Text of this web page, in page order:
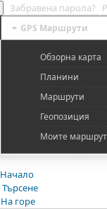
Забравена парола?
GPS Mаршрути
Обзорна карта
Планини
Маршрути
Геопозиция
Моите
Начало
Търсене
На горе